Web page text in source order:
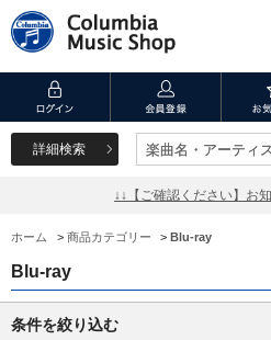
詳細検索 楽曲名・アーティ
楽曲名・アーティ
↓↓【ご確認ください】お
ホーム > 商品カテゴリー > Blu-ray
Blu-ray
条件を絞り込む